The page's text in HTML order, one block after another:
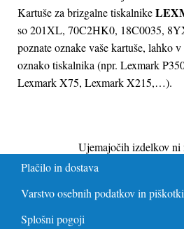
Kartuše za brizgalne tiskalnike
so 201XL, 70C2HK0, 18C0035,
poznate oznake vaše kartuše, lahko
oznako tiskalnika (npr. Lexmark
Lexmark X75, Lexmark X215,…).
Ujemajočih izdelkov ni
Plačilo in dostava
Varstvo osebnih podatkov in piškotki
Splošni pogoji